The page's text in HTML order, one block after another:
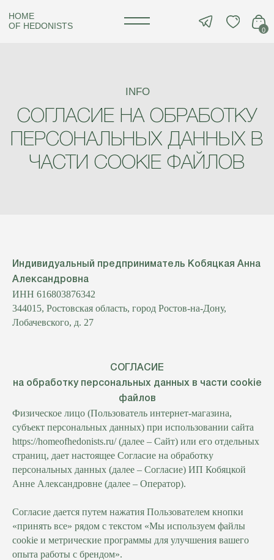
HOME
OF HEDONISTS
ЧАСТИ COOKIE ФАЙЛОВ
Индивидуальный предприниматель Кобяцкая Анна
Александровна
ИНН 616803876342
344015, Ростовская область, город Ростов-на-Дону,
Лобачевского, д. 27
СОГЛАСИЕ
на обработку персональных данных в части cookie
файлов
Физическое лицо (Пользователь интернет-магазина,
субъект персональных данных) при использовании сайта
https://homeofhedonists.ru/(далее – Сайт) или его отдельных
страниц, дает настоящее Согласие на обработку
персональных данных (далее – Согласие) ИП Кобяцкой
Анне Александровне (далее – Оператор).
Согласие дается путем нажатия Пользователем кнопки
«принять все» рядом с текстом «Мы используем файлы
cookie и метрические программы для улучшения вашего
опыта работы с брендом».